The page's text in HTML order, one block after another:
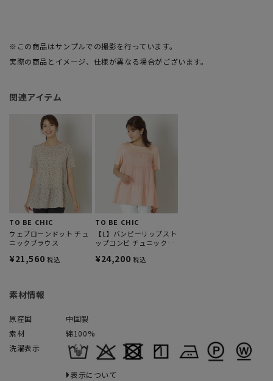
※この商品はサンプルでの撮影を行っています。
実際の商品とイメージ、仕様が異なる場合がございます。
関連アイテム
TO BE CHIC
ウェブローンドット チュ
ニックブラウス
¥21,560 税込
TO BE CHIC
【L】バンピーリップスト
ップコンビ チュニックブ
¥24,200 税込
素材情報
原産国
中国製
素材
綿100%
洗濯表示
表示について